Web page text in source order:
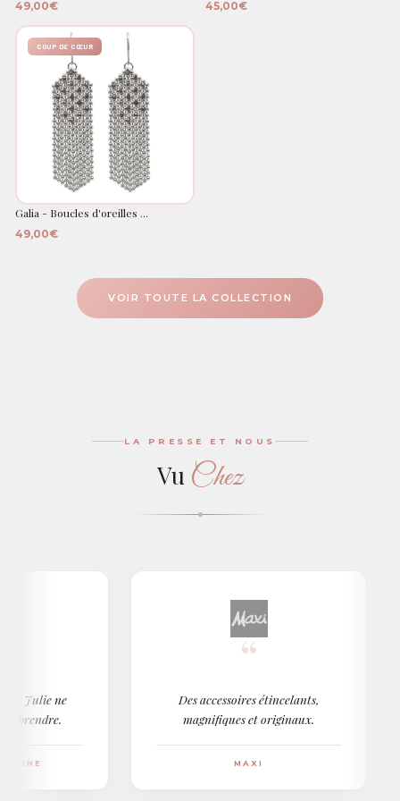
49,00€ 45,00€
COUP DE CŒUR
Galia - Boucles d'oreilles ...
49,00€
VOIR TOUTE LA COLLECTION
LA PRESSE ET NOUS
Vu Chez
ne
“
Des accessoires étincelants,
magnifiques et originaux.
MAXI